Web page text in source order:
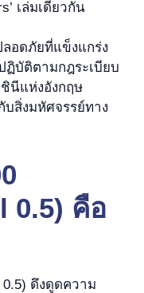
เล่มเดียวกัน
อดภัยที่แข็งแกร่ง
ฏิบัติตามกฎระเบียบ
นีแห่งอังกฤษ
สิ่งมหัศจรรย์ทาง
0.5) คือ
0.5) ดึงดูดความ